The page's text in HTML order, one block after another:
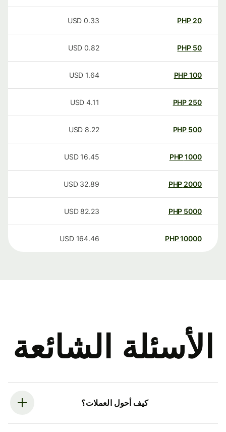
20
PHP
0.33
USD
50
PHP
0.82
USD
100
PHP
1.64
USD
250
PHP
4.11
USD
500
PHP
8.22
USD
1000
PHP
16.45
USD
2000
PHP
32.89
USD
5000
PHP
82.23
USD
10000
PHP
164.46
USD
الأسئلة الشائعة
كيف أحول العملات؟